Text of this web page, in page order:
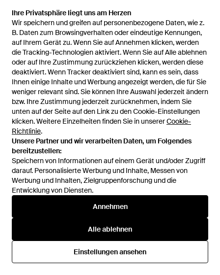
Ihre Privatsphäre liegt uns am Herzen
Wir speichern und greifen auf personenbezogene Daten, wie z.
B. Daten zum Browsingverhalten oder eindeutige Kennungen,
auf Ihrem Gerät zu. Wenn Sie auf Annehmen klicken, werden
die Tracking-Technologien aktiviert. Wenn Sie auf Alle ablehnen
oder auf Ihre Zustimmung zurückziehen klicken, werden diese
deaktiviert. Wenn Tracker deaktiviert sind, kann es sein, dass
Ihnen einige Inhalte und Werbung angezeigt werden, die für Sie
weniger relevant sind. Sie können Ihre Auswahl jederzeit ändern
bzw. Ihre Zustimmung jederzeit zurücknehmen, indem Sie
unten auf der Seite auf den Link zu den Cookie-Einstellungen
klicken. Weitere Einzelheiten finden Sie in unsererCookie-
Richtlinie.
Unsere Partner und wir verarbeiten Daten, um Folgendes
bereitzustellen:
Speichern von Informationen auf einem Gerät und/oder Zugriff
darauf. Personalisierte Werbung und Inhalte, Messen von
Werbung und Inhalten, Zielgruppenforschung und die
Entwicklung von Diensten.
Annehmen
Alle ablehnen
Einstellungen ansehen
Ansprechpartner für Hinweise auf
Missstände (Whistleblowing)
Wenn Sie von Bedenken in Bezug auf das Verhalten
unserer Einzelhändler, Anbieter oder Mitarbeitenden
Kenntnis erlangen, ist es wichtig, dass Sie uns
umgehend darüber informieren. Um solche
Missstände vertraulich zu melden, wenden Sie sich
bitte anwhistleblowing@lyst.com
Geschäftssitz
Lyst Limited
Floor 7, The Minster Building
21 Mincing Lane
London